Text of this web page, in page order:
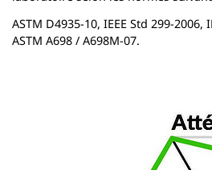
ASTM D4935-10, IEEE Std 299-2006,
ASTM A698 / A698M-07.